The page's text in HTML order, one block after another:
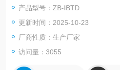
产品型号：ZB-IBTD
更新时间：2025-10-23
厂商性质：生产厂家
访问量：3055